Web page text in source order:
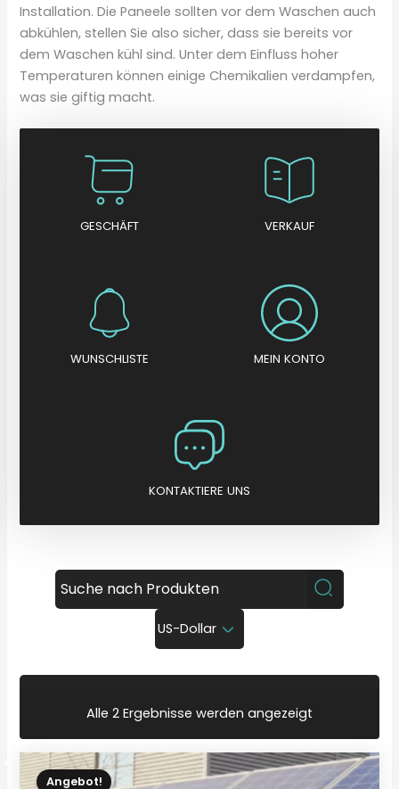
Installation. Die Paneele sollten vor dem Waschen auch
abkühlen, stellen Sie also sicher, dass sie bereits vor
dem Waschen kühl sind. Unter dem Einfluss hoher
Temperaturen können einige Chemikalien verdampfen,
was sie giftig macht.
GESCHÄFT VERKAUF
WUNSCHLISTE MEIN KONTO
KONTAKTIERE UNS
US-Dollar
Alle 2 Ergebnisse werden angezeigt
c
h
A
Angebot!